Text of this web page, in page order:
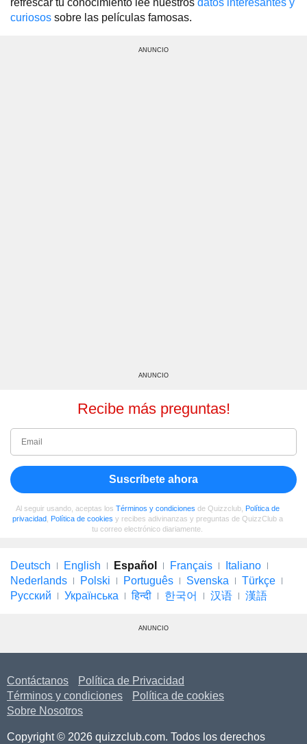
refrescar tu conocimiento lee nuestros datos interesantes y
curiosos sobre las películas famosas.
ANUNCIO
ANUNCIO
Recibe más preguntas!
Suscríbete ahora
Al seguir usando, aceptas los Términos y condiciones de Quizzclub,
Política de
privacidad
Política de cookies y recibes adivinanzas y preguntas de QuizzClub a
tu correo electrónico diariamente.
Deutsch English Español Français
Italiano
Nederlands
Polski Português Svenska
Türkçe
Русский
Українська हिन्दी 한국어 汉语 漢語
ANUNCIO
Contáctanos
Política de Privacidad
Términos y condiciones
Política de cookies
Sobre Nosotros
Copyright © 2026 quizzclub.com. Todos los derechos